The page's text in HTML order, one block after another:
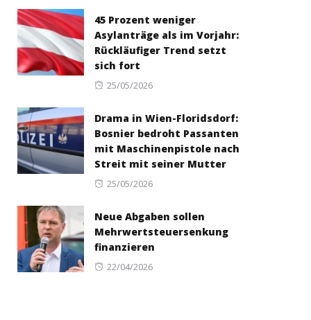
45 Prozent weniger
Asylanträge als im Vorjahr:
Rückläufiger Trend setzt
sich fort
Posted
25/05/2026
Drama in Wien-Floridsdorf:
Bosnier bedroht Passanten
mit Maschinenpistole nach
Streit mit seiner Mutter
Posted
25/05/2026
Neue Abgaben sollen
Mehrwertsteuersenkung
finanzieren
Posted
22/04/2026